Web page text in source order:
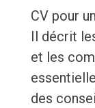
CV pour
Il décrit
et les
des